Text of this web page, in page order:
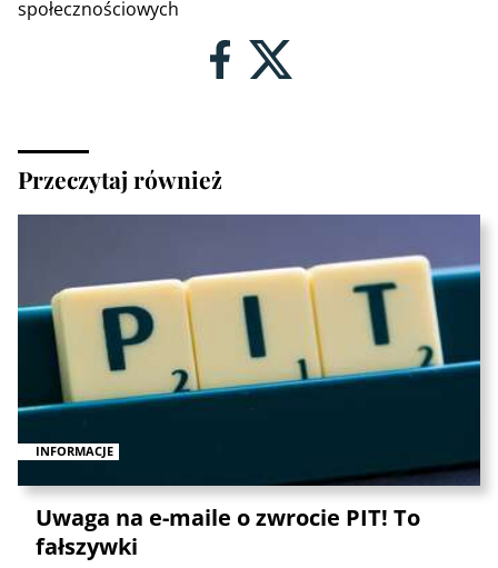
społecznościowych
Przeczytaj również
INFORMACJE
Uwaga na e-maile o zwrocie PIT! To
fałszywki